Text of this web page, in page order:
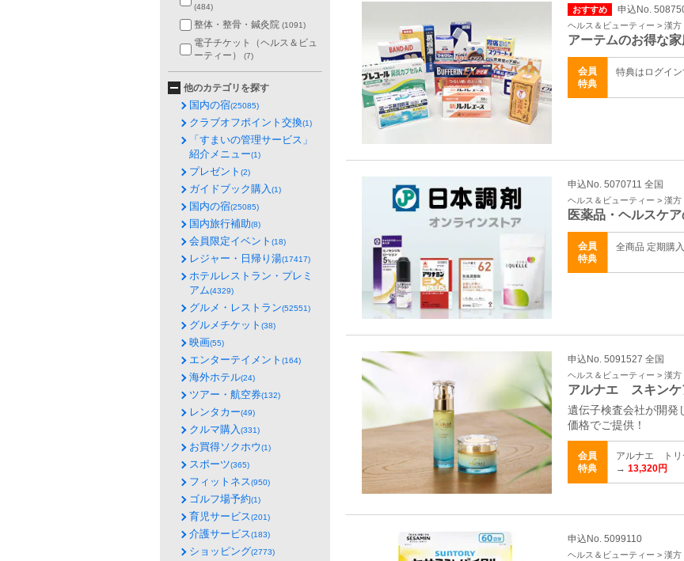
おすすめ 申込No.
ヘルス＆ビューティー > 漢
アーテムのお得な
会員
特典
特典はログイ
申込No. 5070711 全国
ヘルス＆ビューティー > 漢
医薬品・ヘルスケ
会員
特典
全商品 定期購
申込No. 5091527 全国
ヘルス＆ビューティー > 漢
アルナエ スキンケ
遺伝子検査会社が開発
価格でご提供！
会員
特典
アルナエ トリ
→ 13,320円
申込No. 5099110
ヘルス＆ビューティー > 漢
(484)
整体・整骨・鍼灸院 (1091)
電子チケット（ヘルス＆ビュ
ーティー）
(7)
他のカテゴリを探す
国内の宿(25085)
クラブオフポイント交換(1)
「すまいの管理サービス」
紹介メニュー(1)
プレゼント (2)
ガイドブック購入(1)
国内の宿(25085)
国内旅行補助(8)
会員限定イベント (18)
レジャー・日帰り湯(17417)
ホテルレストラン・プレミ
アム(4329)
グルメ・レストラン(52551)
グルメチケット (38)
映画(55)
エンターテイメント (164)
海外ホテル(24)
ツアー・航空券(132)
レンタカー(49)
クルマ購入(331)
お買得ソクホウ(1)
スポーツ(365)
フィットネス(950)
ゴルフ場予約(1)
育児サービス(201)
介護サービス(183)
ショッピング(2773)